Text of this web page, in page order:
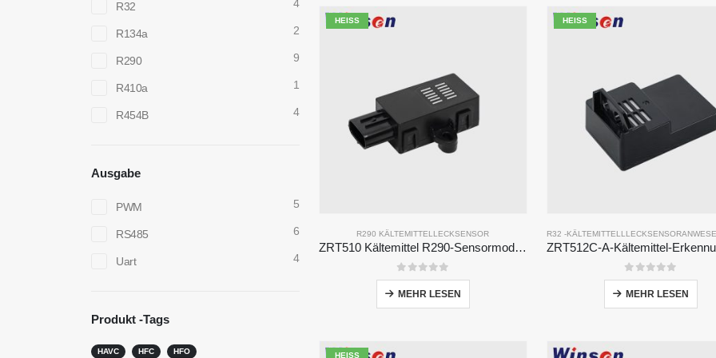
HEISS
R290 KÄLTEMITTELLECKSENSOR
ZRT510 Kältemittel R290-Sensormodul-Hochleistungs-Kältemittel-Sensor
0Von 5
MEHR LESEN
HEISS
R32 -KÄLTEMITTELLLECKSENSOR
0Von 5
MEHR LESEN
HEISS
R32 4
R134a 2
R290 9
R410a 1
R454B 4
Ausgabe
PWM 5
RS485 6
Uart 4
Produkt -Tags
HAVC HFC HFO